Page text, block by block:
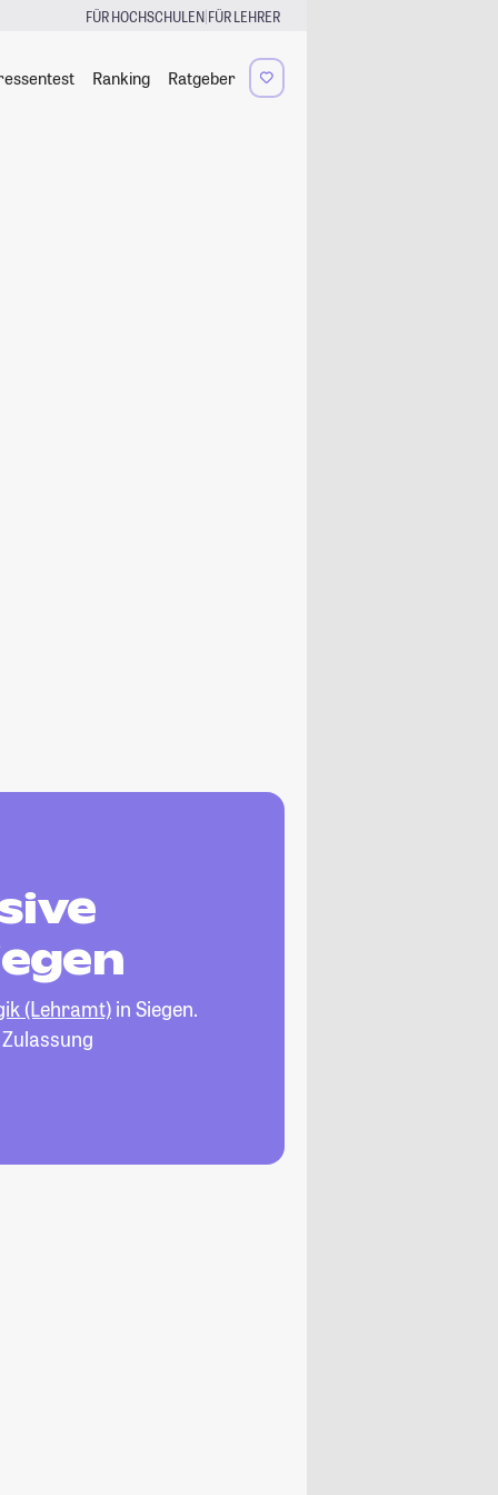
FÜR HOCHSCHULEN|FÜR LEHRER
Ranking Ratgeber
(Lehramt) in Siegen.